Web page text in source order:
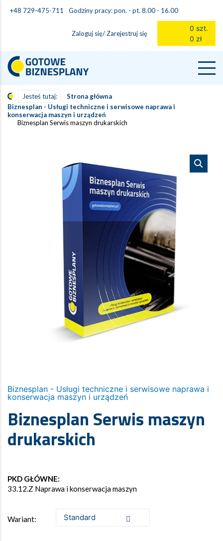
+48 729-475-711 Godziny pracy: pon. - pt. 8.00 - 16.00
Zaloguj się/ Zarejestruj się
0 szt.
0 zł
Jesteś tutaj:
Strona główna
Biznesplan - Usługi techniczne i serwisowe naprawa i
konserwacja maszyn i urządzeń
Biznesplan Serwis maszyn drukarskich
Biznesplan - Usługi techniczne i serwisowe naprawa i
konserwacja maszyn i urządzeń
Biznesplan Serwis maszyn
drukarskich
PKD GŁÓWNE:
33.12.Z Naprawa i konserwacja maszyn
Wariant: